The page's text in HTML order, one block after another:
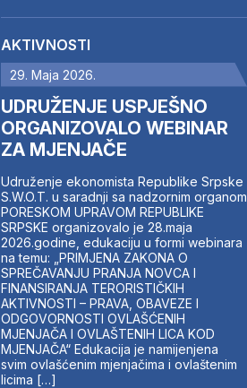
AKTIVNOSTI
29. Maja 2026.
UDRUŽENJE USPJEŠNO
ORGANIZOVALO WEBINAR
ZA MJENJAČE
Udruženje ekonomista Republike Srpske
S.W.O.T. u saradnji sa nadzornim organom
PORESKOM UPRAVOM REPUBLIKE
SRPSKE organizovalo je 28.maja
2026.godine, edukaciju u formi webinara
na temu: „PRIMJENA ZAKONA O
SPREČAVANJU PRANJA NOVCA I
FINANSIRANJA TERORISTIČKIH
AKTIVNOSTI – PRAVA, OBAVEZE I
ODGOVORNOSTI OVLAŠĆENIH
MJENJAČA I OVLAŠTENIH LICA KOD
MJENJAČA“ Edukacija je namijenjena
svim ovlašćenim mjenjačima i ovlaštenim
licima […]